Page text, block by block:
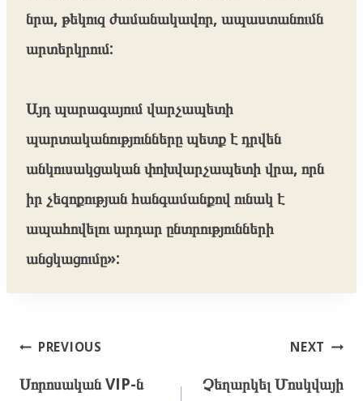
նրա, թեկուզ ժամանակավոր, ապաստանումն
արտերկրում:
Այդ պարագայում վարչապետի
պարտականությունները պետք է դրվեն
անկուսակցական փոխվարչապետի վրա, որն
իր չեզոքության հանգամանքով ունակ է
ապահովելու արդար ընտրությունների
անցկացումը»:
Post
PREVIOUS
Սորոսական VIP-ն
NEXT
Չեղարկել Մոսկվայի